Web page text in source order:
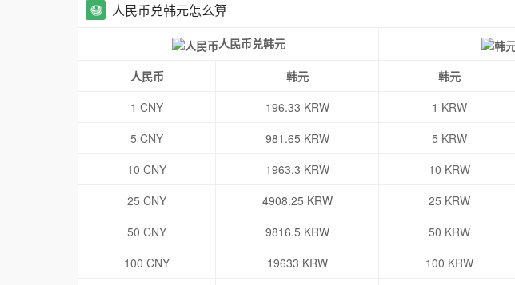
人民币兑韩元怎么算
人民币兑韩元
人民币 韩元 韩元
1 CNY
196.33 KRW 1 KRW
5 CNY
981.65 KRW 5 KRW
10 CNY
1963.3 KRW 10 KRW
25 CNY
4908.25 KRW 25 KRW
50 CNY
9816.5 KRW 50 KRW
100 CNY
19633 KRW 100 KRW